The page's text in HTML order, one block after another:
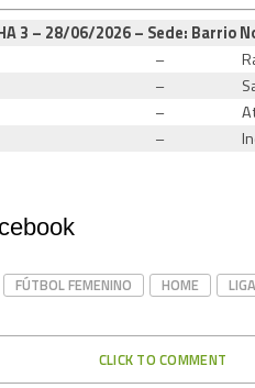
3 – 28/06/2026 – Sede: Barrio
–
–
–
–
FÚTBOL FEMENINO HOME
CLICK TO COMMENT